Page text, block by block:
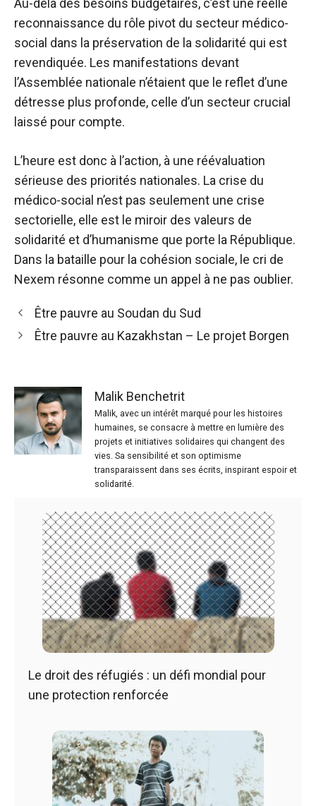
Au-delà des besoins budgétaires, c’est une réelle
reconnaissance du rôle pivot du secteur médico-
social dans la préservation de la solidarité qui est
revendiquée. Les manifestations devant
l’Assemblée nationale n’étaient que le reflet d’une
détresse plus profonde, celle d’un secteur crucial
laissé pour compte.
L’heure est donc à l’action, à une réévaluation
sérieuse des priorités nationales. La crise du
médico-social n’est pas seulement une crise
sectorielle, elle est le miroir des valeurs de
solidarité et d’humanisme que porte la République.
Dans la bataille pour la cohésion sociale, le cri de
Nexem résonne comme un appel à ne pas oublier.
Être pauvre au Soudan du Sud
Être pauvre au Kazakhstan – Le projet Borgen
Malik Benchetrit
Malik, avec un intérêt marqué pour les histoires
humaines, se consacre à mettre en lumière des
projets et initiatives solidaires qui changent des
vies. Sa sensibilité et son optimisme
transparaissent dans ses écrits, inspirant espoir et
solidarité.
Le droit des réfugiés : un défi mondial pour
une protection renforcée